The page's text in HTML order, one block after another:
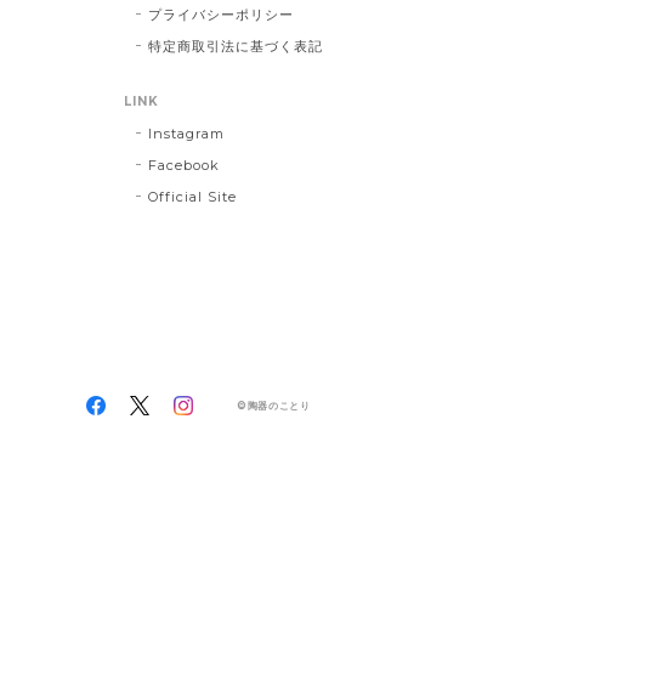
プライバシーポリシー
特定商取引法に基づく表記
LINK
Instagram
Facebook
Official Site
©陶器のことり